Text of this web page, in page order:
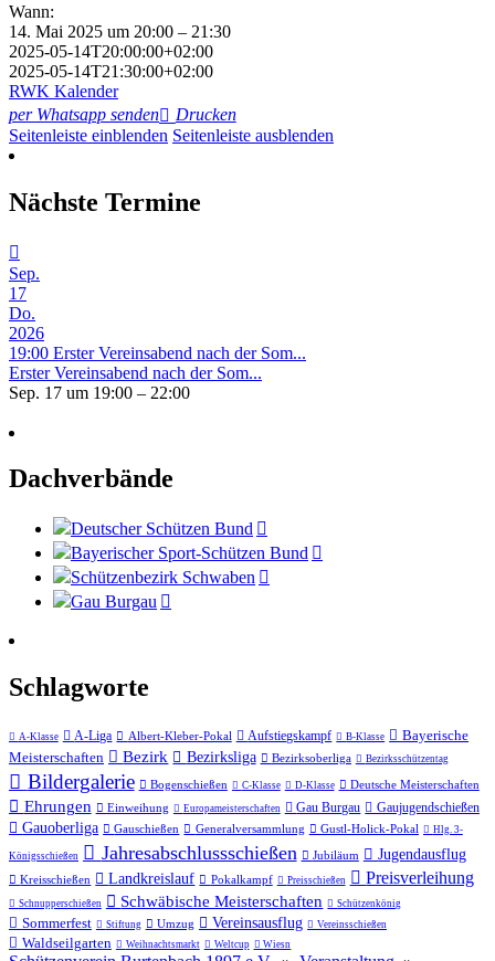
Wann:
14. Mai 2025 um 20:00 – 21:30
2025-05-14T20:00:00+02:00
2025-05-14T21:30:00+02:00
RWK Kalender
per Whatsapp senden
Drucken
Seitenleiste einblenden Seitenleiste ausblenden
Nächste Termine
Sep.
17
Do.
2026
19:00 Erster Vereinsabend nach der Som...
Erster Vereinsabend nach der Som...
Sep. 17 um 19:00 – 22:00
Dachverbände
Deutscher Schützen Bund
Bayerischer Sport-Schützen Bund
Schützenbezirk Schwaben
Gau Burgau
Schlagworte
A-Klasse A-Liga Albert-Kleber-Pokal Aufstiegskampf B-Klasse
Bayerische
Meisterschaften
Bezirk Bezirksliga Bezirksoberliga Bezirksschützentag
Bildergalerie Bogenschießen C-Klasse D-Klasse Deutsche Meisterschaften
Ehrungen Einweihung Europameisterschaften Gau Burgau Gaujugendschießen
Gauoberliga Gauschießen Generalversammlung Gustl-Holick-Pokal Hlg. 3-
Königsschießen Jahres­abschluss­schießen Jubiläum Jugendausflug
Kreisschießen Landkreislauf Pokalkampf Preisschießen Preisverleihung
Schnupperschießen Schwäbische Meisterschaften Schützenkönig
Sommerfest Stiftung Umzug Vereinsausflug Vereinsschießen
Waldseilgarten Weihnachtsmarkt Weltcup Wiesn